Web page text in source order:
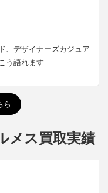
、デザイナーズカジュア
う語れます
ら
メス買取実績